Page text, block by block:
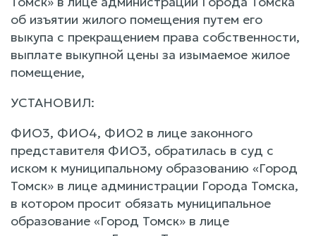
об изъятии жилого помещения путем его
выкупа с прекращением права собственности,
выплате выкупной цены за изымаемое жилое
помещение,
УСТАНОВИЛ:
ФИО3, ФИО4, ФИО2 в лице законного
представителя ФИО3, обратилась в суд с
иском к муниципальному образованию «Город
Томск» в лице администрации Города Томска,
в котором просит обязать муниципальное
образование «Город Томск» в лице